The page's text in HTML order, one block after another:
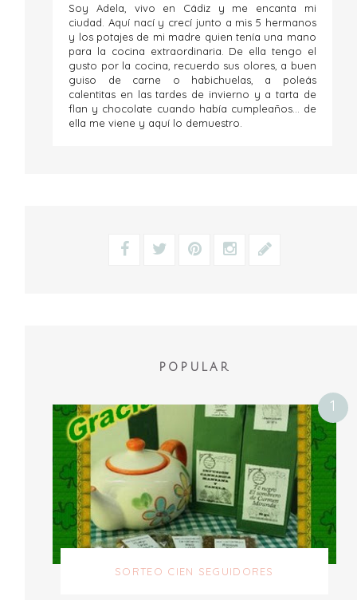
Soy Adela, vivo en Cádiz y me encanta mi
ciudad. Aquí nací y crecí junto a mis 5 hermanos
y los potajes de mi madre quien tenía una mano
para la cocina extraordinaria. De ella tengo el
gusto por la cocina, recuerdo sus olores, a buen
guiso de carne o habichuelas, a poleás
calentitas en las tardes de invierno y a tarta de
flan y chocolate cuando había cumpleaños... de
ella me viene y aquí lo demuestro.
POPULAR
SORTEO CIEN SEGUIDORES